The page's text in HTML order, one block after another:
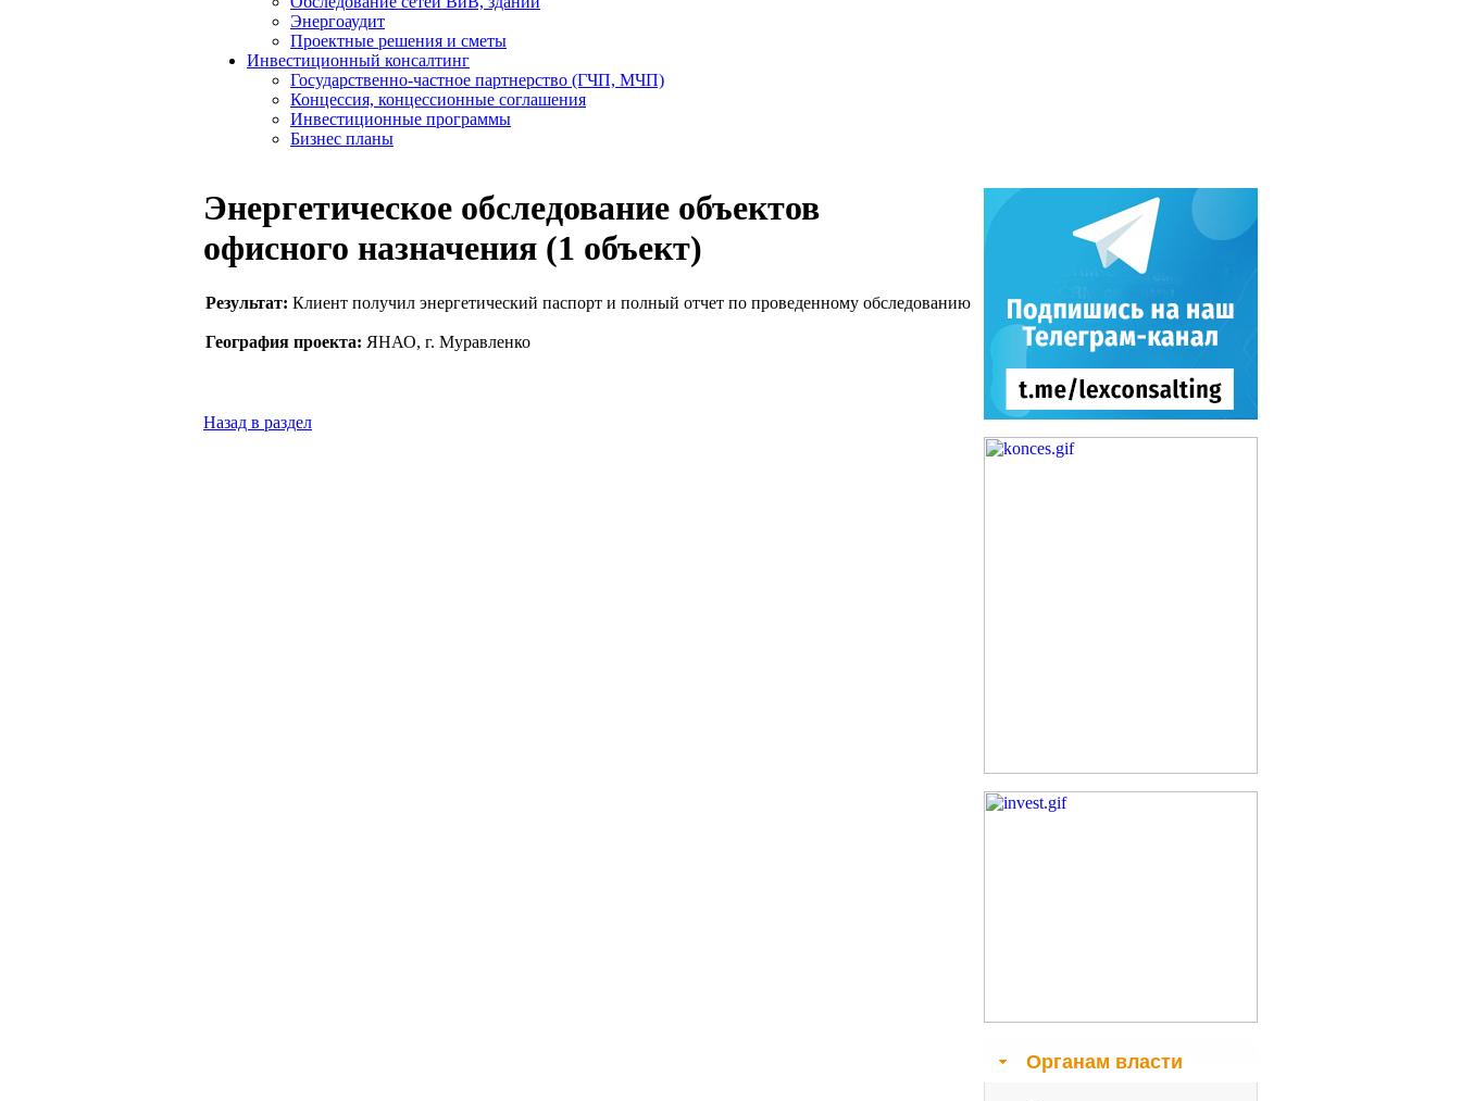
Энергоаудит
Проектные решения и сметы
Инвестиционный консалтинг
Государственно-частное партнерство (ГЧП, МЧП)
Концессия, концессионные соглашения
Инвестиционные программы
Бизнес планы
Энергетическое обследование объектов
офисного назначения (1 объект)
Результат: Клиент получил энергетический паспорт и полный отчет по проведенному обследованию
География проекта: ЯНАО, г. Муравленко
Назад в раздел
Органам власти